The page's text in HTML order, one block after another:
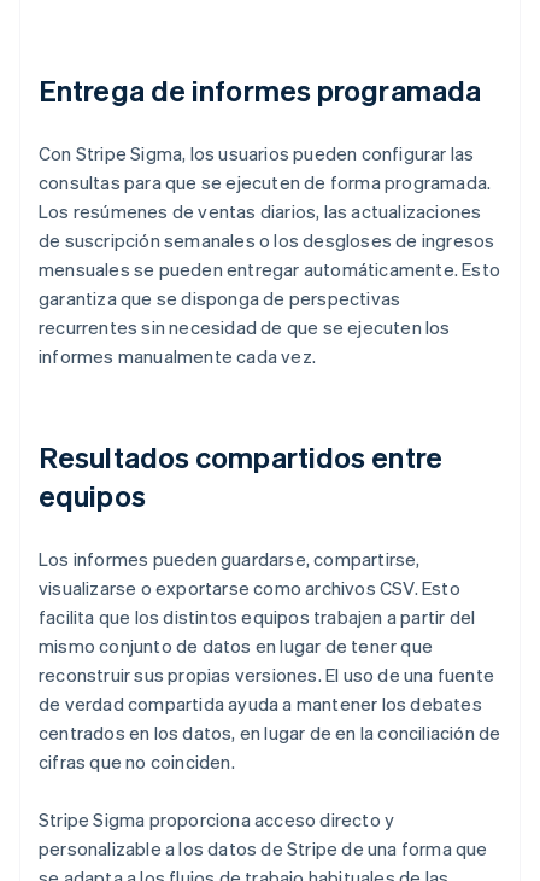
Entrega de informes programada
Con Stripe Sigma, los usuarios pueden configurar las
consultas para que se ejecuten de forma programada.
Los resúmenes de ventas diarios, las actualizaciones
de suscripción semanales o los desgloses de ingresos
mensuales se pueden entregar automáticamente. Esto
garantiza que se disponga de perspectivas
recurrentes sin necesidad de que se ejecuten los
informes manualmente cada vez.
Resultados compartidos entre
equipos
Los informes pueden guardarse, compartirse,
visualizarse o exportarse como archivos CSV. Esto
facilita que los distintos equipos trabajen a partir del
mismo conjunto de datos en lugar de tener que
reconstruir sus propias versiones. El uso de una fuente
de verdad compartida ayuda a mantener los debates
centrados en los datos, en lugar de en la conciliación de
cifras que no coinciden.
Stripe Sigma proporciona acceso directo y
personalizable a los datos de Stripe de una forma que